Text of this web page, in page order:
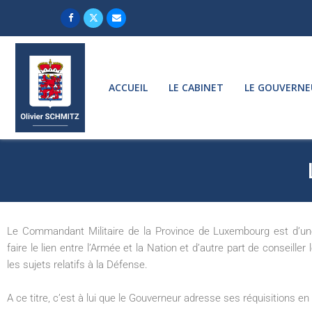
ACCUEIL LE CABINET LE
Le Commandant Militaire de la Province de Luxembourg est
faire le lien entre l’Armée et la Nation et d’autre part de conseiller
les sujets relatifs à la Défense.
A ce titre, c’est à lui que le Gouverneur adresse ses réquisitions